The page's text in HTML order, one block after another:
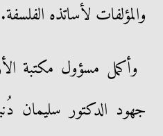
والمؤلفات لأساتذه الفلسفة.
وأكمل مسؤول مكتبة
جهود الدكتور سليمان